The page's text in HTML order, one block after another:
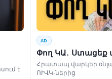
է
AD
Փող ԿԱ․ Ստացեք
Հրատապ վարկեր
ՈՒՎԿ-ներից